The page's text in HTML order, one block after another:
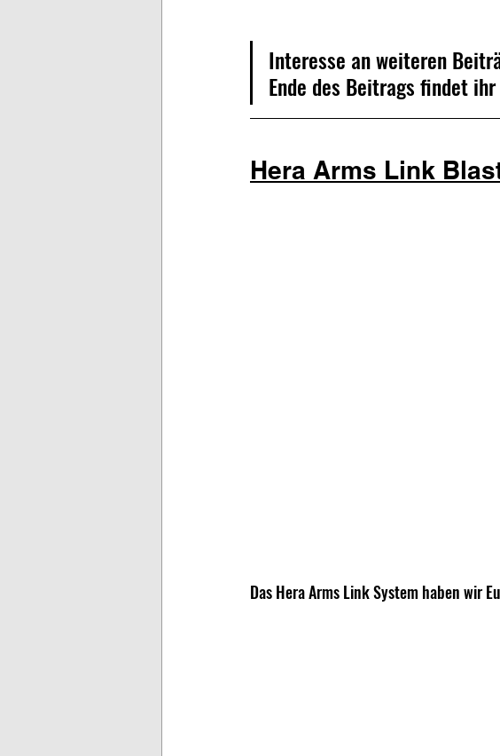
Interesse an weiteren
Ende des Beitrags findet
Hera Arms Link
Das Hera Arms Link System haben wir